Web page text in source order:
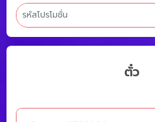
ตั๋ว